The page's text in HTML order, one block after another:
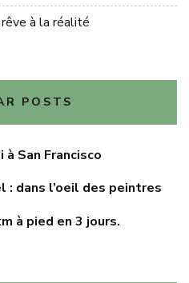
à la réalité
POSTS
San Francisco
: dans l’oeil des peintres
à pied en 3 jours.